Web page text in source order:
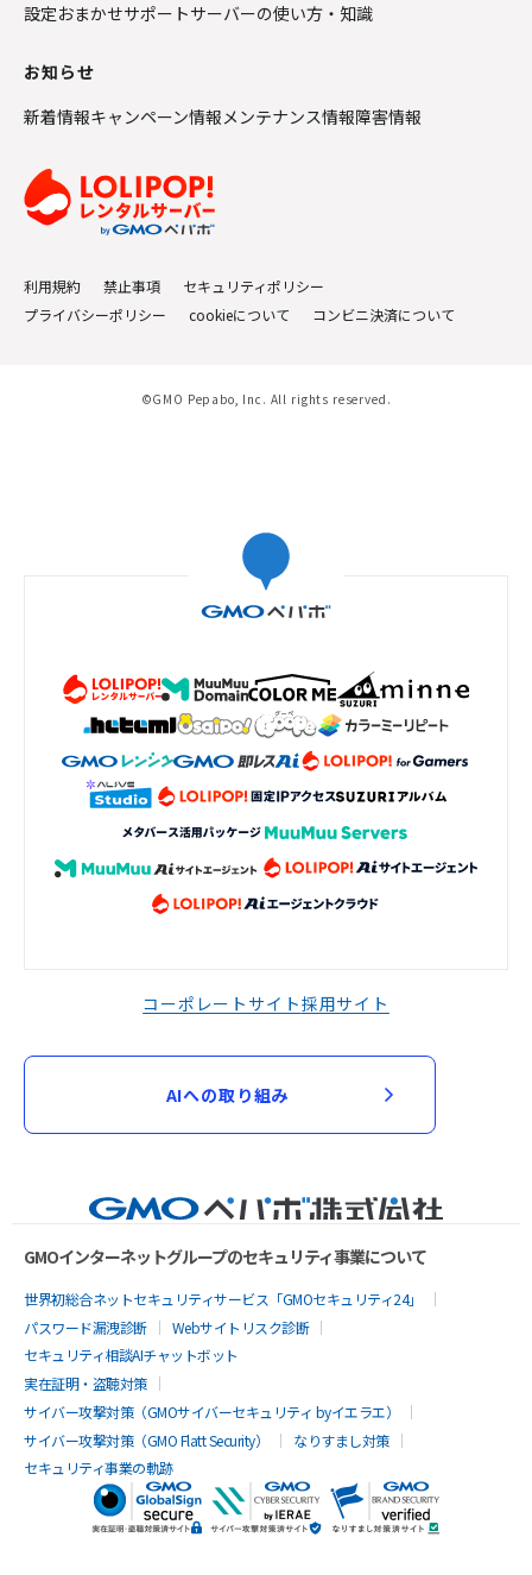
設定おまかせサポートサーバーの使い方・知識
お知らせ
新着情報キャンペーン情報メンテナンス情報障害情報
利用規約 禁止事項
セキュリティポリシー
プライバシーポリシー
cookieについて コンビニ決済について
©GMO Pepabo, Inc. All rights reserved.
コーポレートサイト採用サイト
AIへの取り組み
GMOインターネットグループのセキュリティ事業について
世界初総合ネットセキュリティサービス「GMOセキュリティ24」
パスワード漏洩診断
Webサイトリスク診断
セキュリティ相談AIチャットボット
実在証明・盗聴対策
サイバー攻撃対策（GMOサイバーセキュリティ byイエラエ）
サイバー攻撃対策（GMO Flatt Security）
なりすまし対策
セキュリティ事業の軌跡